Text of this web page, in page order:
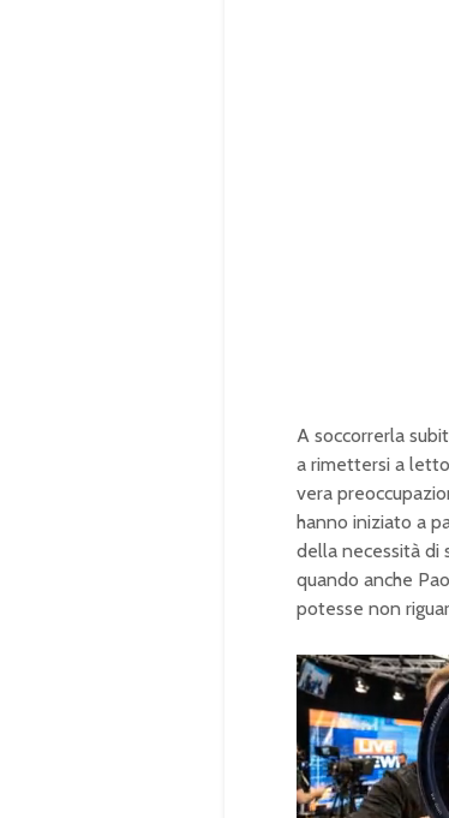
A soccorrerla
a rimettersi a
vera
hanno iniziato a
della necessità di
quando anche
potesse non